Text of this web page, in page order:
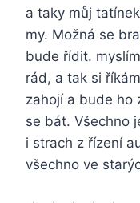
a taky můj
my. Možná se
bude řídit.
rád, a tak si
zahojí a bude ho
se bát. Všechno
i strach z řízení
všechno ve